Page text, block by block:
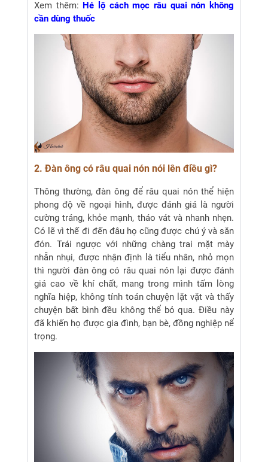
Xem thêm: Hé lộ cách mọc râu quai nón không
cần dùng thuốc
2. Đàn ông có râu quai nón nói lên điều gì?
Thông thường, đàn ông để râu quai nón thể hiện
phong độ về ngoại hình, được đánh giá là người
cường tráng, khỏe mạnh, tháo vát và nhanh nhẹn.
Có lẽ vì thế đi đến đâu họ cũng được chú ý và săn
đón. Trái ngược với những chàng trai mặt mày
nhẵn nhụi, được nhận định là tiểu nhân, nhỏ mọn
thì người đàn ông có râu quai nón lại được đánh
giá cao về khí chất, mang trong mình tấm lòng
nghĩa hiệp, không tính toán chuyện lặt vặt và thấy
chuyện bất bình đều không thể bỏ qua. Điều này
đã khiến họ được gia đình, bạn bè, đồng nghiệp nể
trọng.